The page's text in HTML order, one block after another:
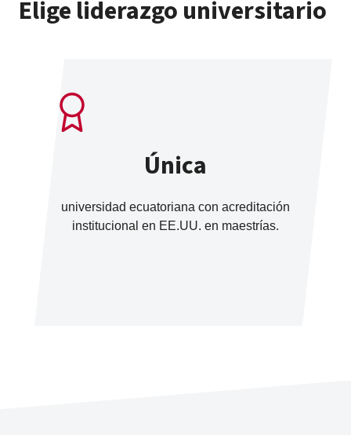
Elige liderazgo universitario
Única
universidad ecuatoriana con acreditación
institucional en EE.UU. en maestrías.